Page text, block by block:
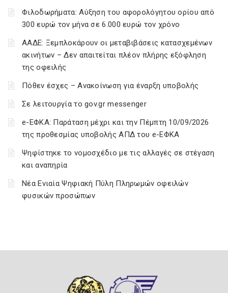
Φιλοδωρήματα: Αύξηση του αφορολόγητου ορίου από
300 ευρώ τον μήνα σε 6.000 ευρώ τον χρόνο
ΑΑΔΕ: Ξεμπλοκάρουν οι μεταβιβάσεις κατασχεμένων
ακινήτων – Δεν απαιτείται πλέον πλήρης εξόφληση
της οφειλής
Πόθεν έσχες – Ανακοίνωση για έναρξη υποβολής
Σε λειτουργία το gov.gr messenger
e-ΕΦΚΑ: Παράταση μέχρι και την Πέμπτη 10/09/2026
της προθεσμίας υποβολής ΑΠΔ του e-ΕΦΚΑ
Ψηφίστηκε το νομοσχέδιο με τις αλλαγές σε στέγαση
και αναπηρία
Νέα Ενιαία Ψηφιακή Πύλη Πληρωμών οφειλών
φυσικών προσώπων